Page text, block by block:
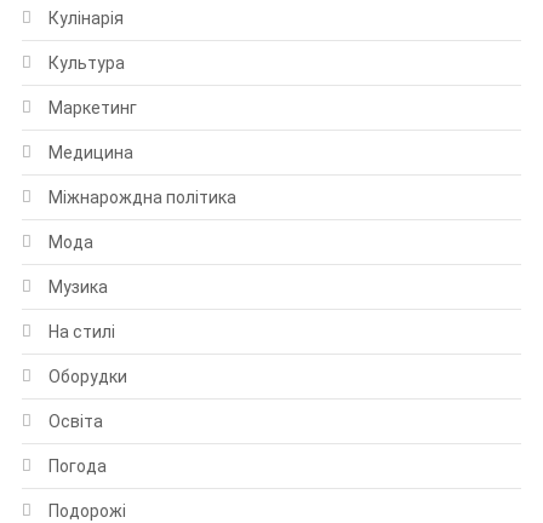
Кулінарія
Культура
Маркетинг
Медицина
Міжнарождна політика
Мода
Музика
На стилі
Оборудки
Освіта
Погода
Подорожі